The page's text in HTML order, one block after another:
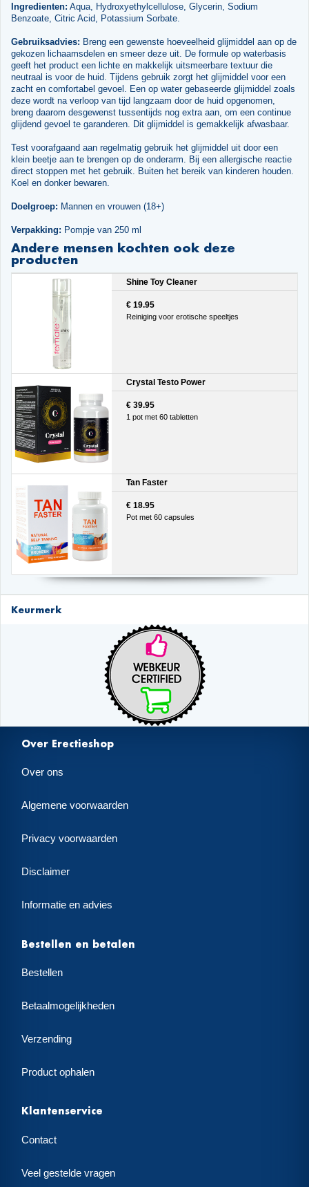
Ingredienten: Aqua, Hydroxyethylcellulose, Glycerin, Sodium
Benzoate, Citric Acid, Potassium Sorbate.
Gebruiksadvies: Breng een gewenste hoeveelheid glijmiddel aan op de
gekozen lichaamsdelen en smeer deze uit. De formule op waterbasis
geeft het product een lichte en makkelijk uitsmeerbare textuur die
neutraal is voor de huid. Tijdens gebruik zorgt het glijmiddel voor een
zacht en comfortabel gevoel. Een op water gebaseerde glijmiddel zoals
deze wordt na verloop van tijd langzaam door de huid opgenomen,
breng daarom desgewenst tussentijds nog extra aan, om een continue
glijdend gevoel te garanderen. Dit glijmiddel is gemakkelijk afwasbaar.
Test voorafgaand aan regelmatig gebruik het glijmiddel uit door een
klein beetje aan te brengen op de onderarm. Bij een allergische reactie
direct stoppen met het gebruik. Buiten het bereik van kinderen houden.
Koel en donker bewaren.
Doelgroep: Mannen en vrouwen (18+)
Verpakking: Pompje van 250 ml
Andere mensen kochten ook deze
producten
Shine Toy Cleaner
€ 19.95
Reiniging voor erotische speeltjes
Crystal Testo Power
€ 39.95
1 pot met 60 tabletten
Tan Faster
€ 18.95
Pot met 60 capsules
Keurmerk
Over Erectieshop
Over ons
Algemene voorwaarden
Privacy voorwaarden
Disclaimer
Informatie en advies
Bestellen en betalen
Bestellen
Betaalmogelijkheden
Verzending
Product ophalen
Klantenservice
Contact
Veel gestelde vragen